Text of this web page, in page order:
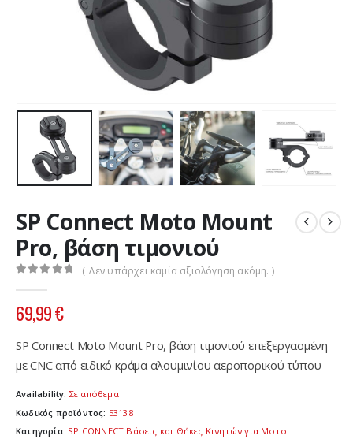
SP Connect Moto Mount
Pro, βάση τιμονιού
( Δεν υπάρχει καμία αξιολόγηση ακόμη. )
69,99€
SP Connect Moto Mount Pro, βάση τιμονιού επεξεργασμένη
με CNC από ειδικό κράμα αλουμινίου αεροπορικού τύπου
Availability: Σε απόθεμα
Κωδικός προϊόντος: 53138
Κατηγορία: SP CONNECT Βάσεις και Θήκες Κινητών για Μοτο